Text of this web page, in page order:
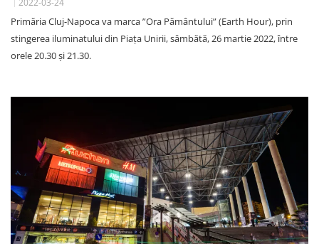
Primăria Cluj-Napoca va marca ”Ora Pământului” (Earth Hour), prin
stingerea iluminatului din Piața Unirii, sâmbătă, 26 martie 2022, între
orele 20.30 şi 21.30.